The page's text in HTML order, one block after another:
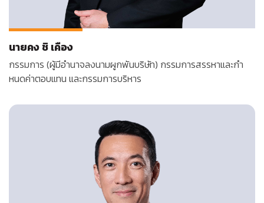
นายคง ชิ เคือง
กรรมการ (ผู้มีอำนาจลงนามผูกพันบริษัท) กรรมการสรรหาและกํา
หนดค่าตอบแทน และกรรมการบริหาร